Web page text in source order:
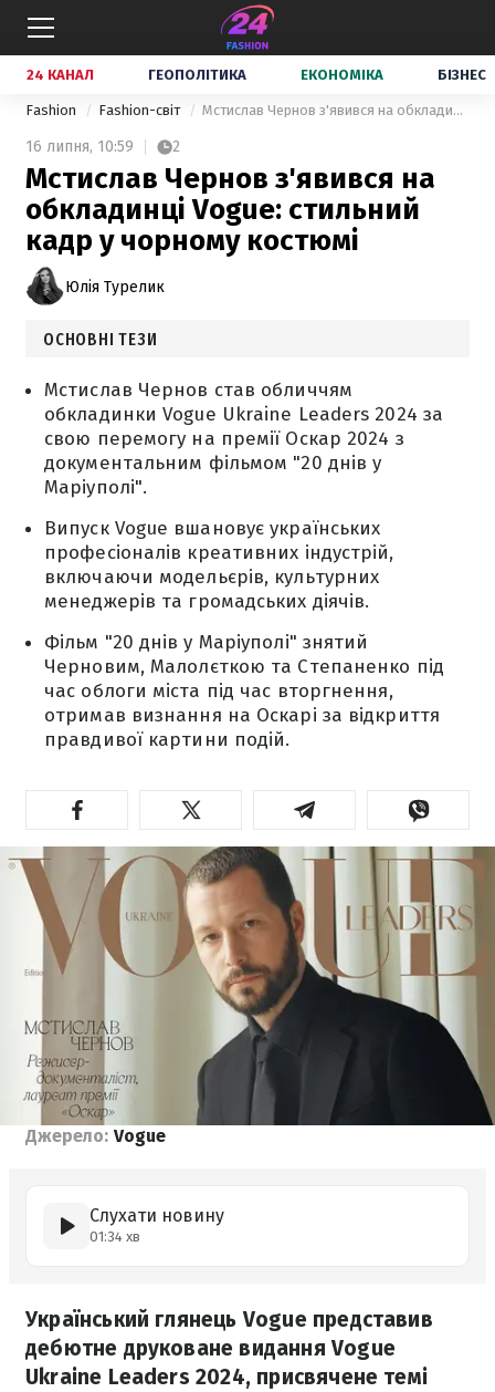
24 КАНАЛ ГЕОПОЛІТИКА ЕКОНОМІКА БІЗНЕС
Fashion Fashion-світ Мстислав Чернов з'явився на обкладинці Vogue: стильний кадр у чорному костюмі
16 липня, 10:59 2
Мстислав Чернов з'явився на
обкладинці Vogue: стильний
кадр у чорному костюмі
Юлія Турелик
ОСНОВНІ ТЕЗИ
Мстислав Чернов став обличчям
обкладинки Vogue Ukraine Leaders 2024 за
свою перемогу на премії Оскар 2024 з
документальним фільмом "20 днів у
Маріуполі".
Випуск Vogue вшановує українських
професіоналів креативних індустрій,
включаючи модельєрів, культурних
менеджерів та громадських діячів.
Фільм "20 днів у Маріуполі" знятий
Черновим, Малолєткою та Степаненко під
час облоги міста під час вторгнення,
отримав визнання на Оскарі за відкриття
правдивої картини подій.
Джерело: Vogue
Слухати новину
01:34 хв
Український глянець Vogue представив
дебютне друковане видання Vogue
Ukraine Leaders 2024, присвячене темі